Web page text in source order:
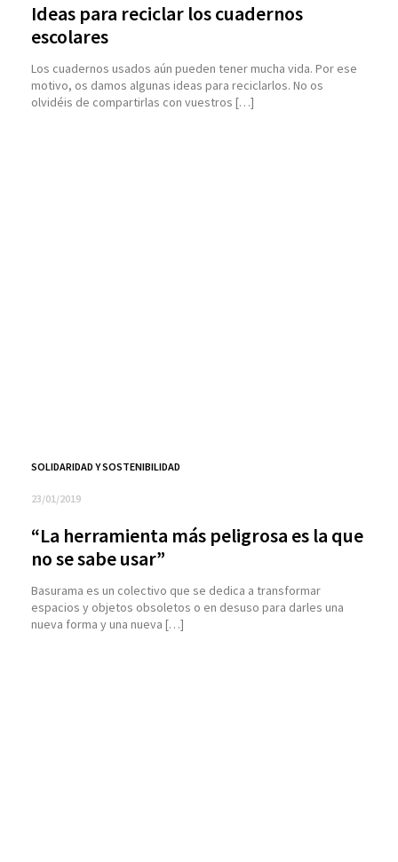
Ideas para reciclar los cuadernos
escolares
Los cuadernos usados aún pueden tener mucha vida. Por ese
motivo, os damos algunas ideas para reciclarlos. No os
olvidéis de compartirlas con vuestros […]
SOLIDARIDAD Y SOSTENIBILIDAD
23/01/2019
“La herramienta más peligrosa es la que
no se sabe usar”
Basurama es un colectivo que se dedica a transformar
espacios y objetos obsoletos o en desuso para darles una
nueva forma y una nueva […]